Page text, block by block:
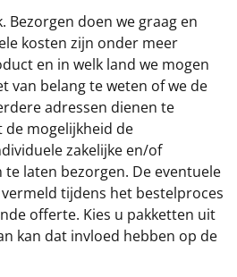
Bezorgen doen we graag en
kosten zijn onder meer
en in welk land we mogen
van belang te weten of we de
adressen dienen te
de mogelijkheid de
zakelijke en/of
laten bezorgen. De eventuele
tijdens het bestelproces
offerte. Kies u pakketten uit
kan dat invloed hebben op de